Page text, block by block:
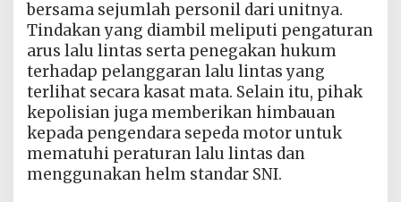
bersama sejumlah personil dari unitnya.
Tindakan yang diambil meliputi pengaturan
arus lalu lintas serta penegakan hukum
terhadap pelanggaran lalu lintas yang
terlihat secara kasat mata. Selain itu, pihak
kepolisian juga memberikan himbauan
kepada pengendara sepeda motor untuk
mematuhi peraturan lalu lintas dan
menggunakan helm standar SNI.